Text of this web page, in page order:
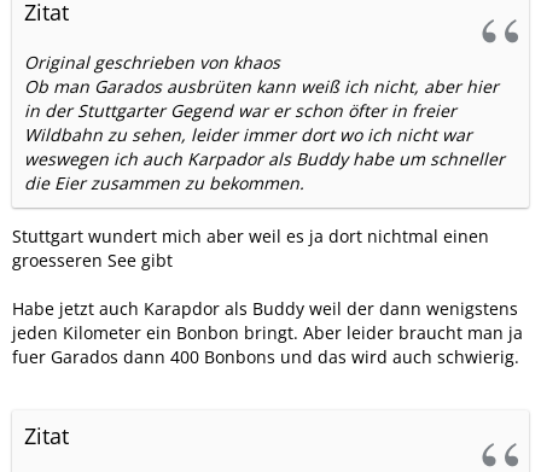
Zitat
Original geschrieben von khaos
Ob man Garados ausbrüten kann weiß ich nicht, aber hier
in der Stuttgarter Gegend war er schon öfter in freier
Wildbahn zu sehen, leider immer dort wo ich nicht war
weswegen ich auch Karpador als Buddy habe um schneller
die Eier zusammen zu bekommen.
Stuttgart wundert mich aber weil es ja dort nichtmal einen
groesseren See gibt
Habe jetzt auch Karapdor als Buddy weil der dann wenigstens
jeden Kilometer ein Bonbon bringt. Aber leider braucht man ja
fuer Garados dann 400 Bonbons und das wird auch schwierig.
Zitat